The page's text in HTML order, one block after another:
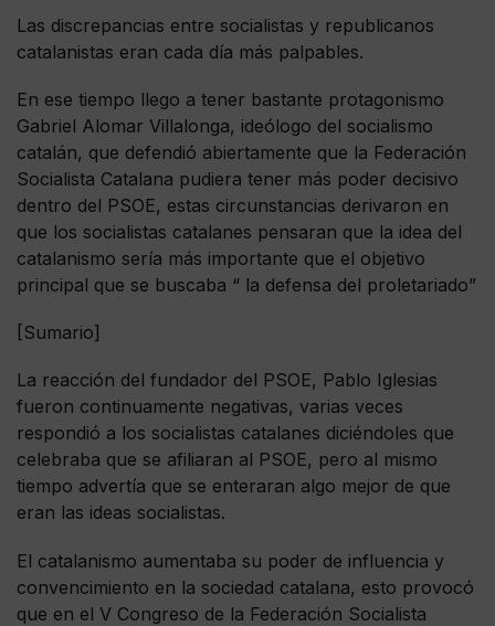
Las discrepancias entre socialistas y republicanos
catalanistas eran cada día más palpables.
En ese tiempo llego a tener bastante protagonismo
Gabriel Alomar Villalonga, ideólogo del socialismo
catalán, que defendió abiertamente que la Federación
Socialista Catalana pudiera tener más poder decisivo
dentro del PSOE, estas circunstancias derivaron en
que los socialistas catalanes pensaran que la idea del
catalanismo sería más importante que el objetivo
principal que se buscaba “ la defensa del proletariado”
[Sumario]
La reacción del fundador del PSOE, Pablo Iglesias
fueron continuamente negativas, varias veces
respondió a los socialistas catalanes diciéndoles que
celebraba que se afiliaran al PSOE, pero al mismo
tiempo advertía que se enteraran algo mejor de que
eran las ideas socialistas.
El catalanismo aumentaba su poder de influencia y
convencimiento en la sociedad catalana, esto provocó
que en el V Congreso de la Federación Socialista